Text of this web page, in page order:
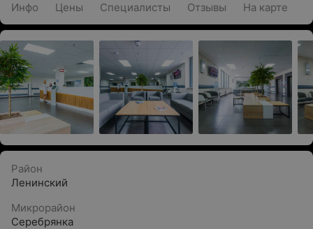
Инфо Цены Специалисты Отзывы На карте
Район
Ленинский
Микрорайон
Серебрянка